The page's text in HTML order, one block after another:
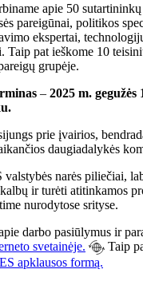
apie 50
pareigūnai, politikos
ekspertai,
Taip pat ieškome 10
grupėje.
– 2025 m. gegužės
prie įvairios,
daugiadalykės
narės piliečiai,
ir turėti atitinkamos
nurodytose srityse.
darbo pasiūlymus ir
svetainėje.
Taip
ES apklausos formą.